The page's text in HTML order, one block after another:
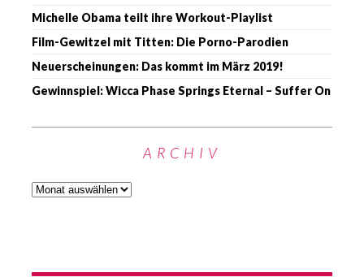
Michelle Obama teilt ihre Workout-Playlist
Film-Gewitzel mit Titten: Die Porno-Parodien
Neuerscheinungen: Das kommt im März 2019!
Gewinnspiel: Wicca Phase Springs Eternal – Suffer On
ARCHIV